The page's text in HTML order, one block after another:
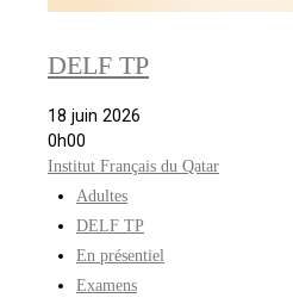
DELF TP
18 juin 2026
0h00
Institut Français du Qatar
Adultes
DELF TP
En présentiel
Examens